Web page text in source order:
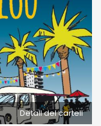
Detall del cartell